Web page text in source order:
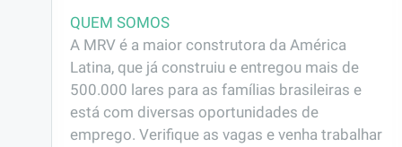
QUEM SOMOS
A MRV é a maior construtora da América
Latina, que já construiu e entregou mais de
500.000 lares para as famílias brasileiras e
está com diversas oportunidades de
emprego. Verifique as vagas e venha trabalhar